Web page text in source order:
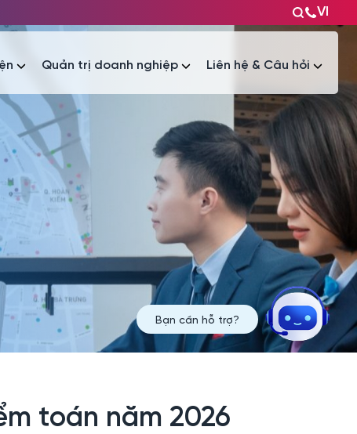
VI
Quản trị doanh nghiệp Liên hệ & Câu hỏi
Tài liệu
toán năm 2026
Bạn cần hỗ trợ?